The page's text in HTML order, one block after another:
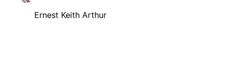
Ernest Keith Arthur